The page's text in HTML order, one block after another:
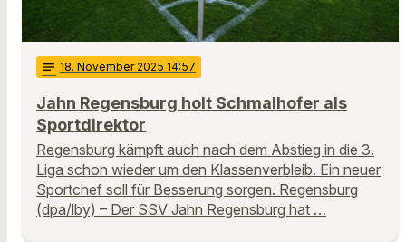
notes 18. November 2025 14:57
Jahn Regensburg holt Schmalhofer als
Sportdirektor
Regensburg kämpft auch nach dem Abstieg in die 3.
Liga schon wieder um den Klassenverbleib. Ein neuer
Sportchef soll für Besserung sorgen. Regensburg
(dpa/lby) – Der SSV Jahn Regensburg hat …